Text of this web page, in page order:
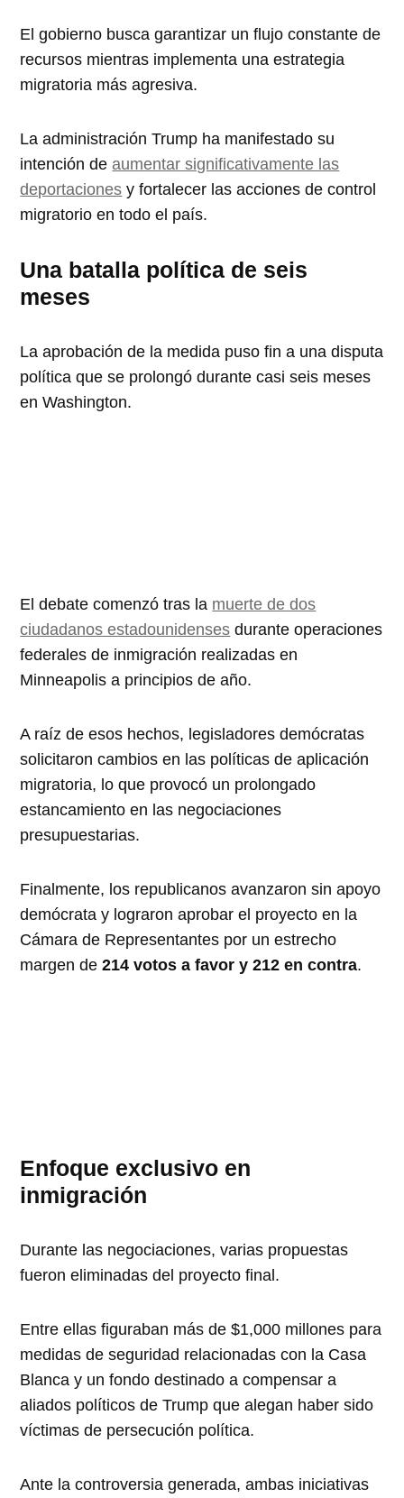
El gobierno busca garantizar un flujo constante de
recursos mientras implementa una estrategia
migratoria más agresiva.
La administración Trump ha manifestado su
intención deaumentar significativamente las
deportaciones y fortalecer las acciones de control
migratorio en todo el país.
Una batalla política de seis
meses
La aprobación de la medida puso fin a una disputa
política que se prolongó durante casi seis meses
en Washington.
El debate comenzó tras la muerte de dos
ciudadanos estadounidenses durante operaciones
federales de inmigración realizadas en
Minneapolis a principios de año.
A raíz de esos hechos, legisladores demócratas
solicitaron cambios en las políticas de aplicación
migratoria, lo que provocó un prolongado
estancamiento en las negociaciones
presupuestarias.
Finalmente, los republicanos avanzaron sin apoyo
demócrata y lograron aprobar el proyecto en la
Cámara de Representantes por un estrecho
margen de214 votos a favor y 212 en contra.
Enfoque exclusivo en
inmigración
Durante las negociaciones, varias propuestas
fueron eliminadas del proyecto final.
Entre ellas figuraban más de $1,000 millones para
medidas de seguridad relacionadas con la Casa
Blanca y un fondo destinado a compensar a
aliados políticos de Trump que alegan haber sido
víctimas de persecución política.
Ante la controversia generada, ambas iniciativas